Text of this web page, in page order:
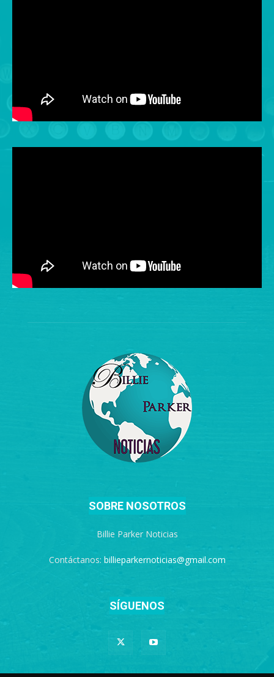
SOBRE NOSOTROS
Billie Parker Noticias
Contáctanos: billieparkernoticias@gmail.com
SÍGUENOS